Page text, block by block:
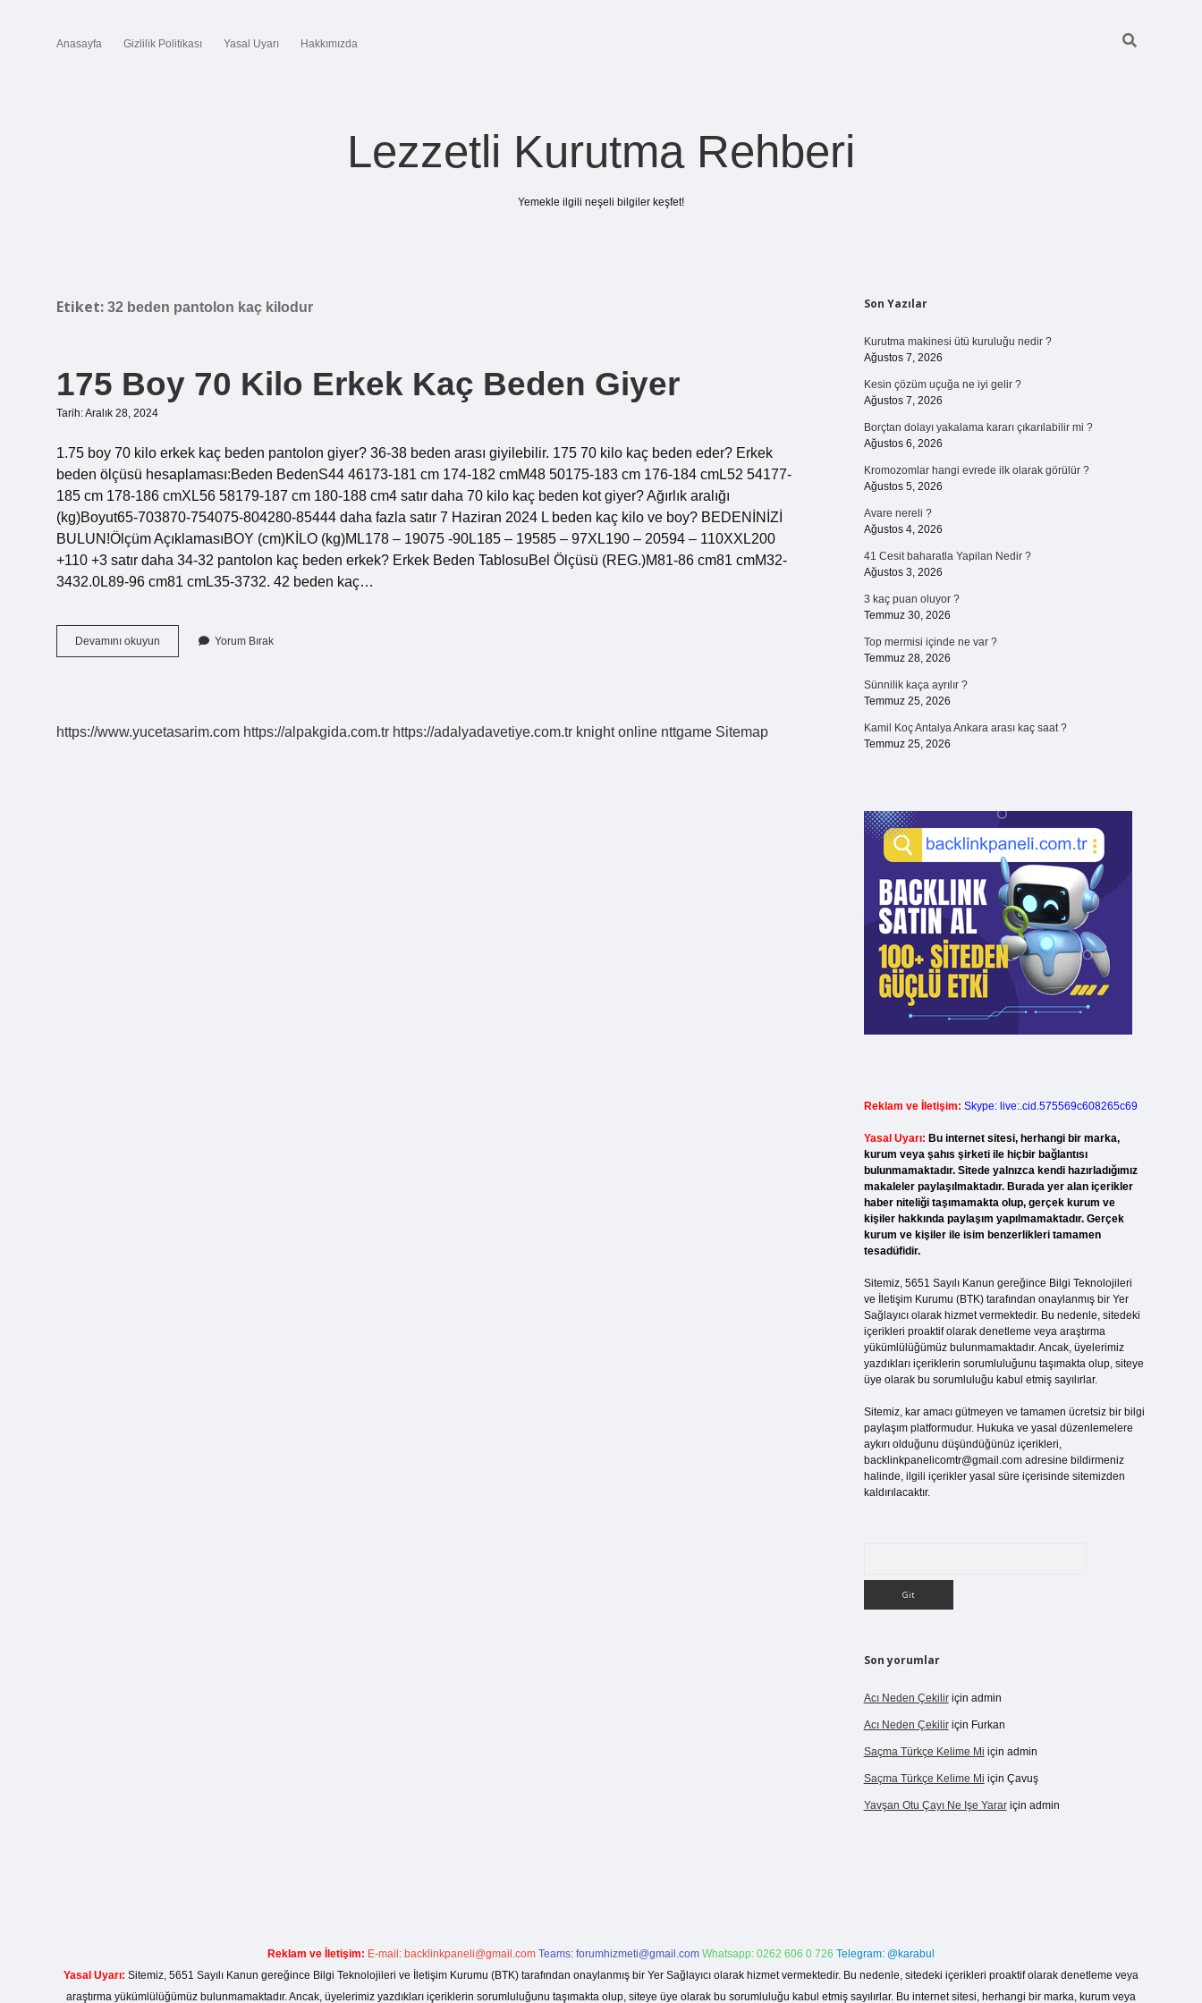
Anasayfa Gizlilik Politikası Yasal Uyarı Hakkımızda
Lezzetli Kurutma Rehberi
Yemekle ilgili neşeli bilgiler keşfet!
Etiket: 32 beden pantolon kaç kilodur
175 Boy 70 Kilo Erkek Kaç Beden Giyer
Tarih: Aralık 28, 2024
1.75 boy 70 kilo erkek kaç beden pantolon giyer? 36-38 beden arası giyilebilir. 175 70 kilo kaç beden eder? Erkek
beden ölçüsü hesaplaması:Beden BedenS44 46173-181 cm 174-182 cmM48 50175-183 cm 176-184 cmL52 54177-
185 cm 178-186 cmXL56 58179-187 cm 180-188 cm4 satır daha 70 kilo kaç beden kot giyer? Ağırlık aralığı
(kg)Boyut65-703870-754075-804280-85444 daha fazla satır 7 Haziran 2024 L beden kaç kilo ve boy? BEDENİNİZİ
BULUN!Ölçüm AçıklamasıBOY (cm)KİLO (kg)ML178 – 19075 -90L185 – 19585 – 97XL190 – 20594 – 110XXL200
+110 +3 satır daha 34-32 pantolon kaç beden erkek? Erkek Beden TablosuBel Ölçüsü (REG.)M81-86 cm81 cmM32-
3432.0L89-96 cm81 cmL35-3732. 42 beden kaç…
Devamını okuyun
Boy
Beden
Yorum Bırak
https://www.yucetasarim.com https://alpakgida.com.tr https://adalyadavetiye.com.tr knight online nttgame Sitemap
Sidebar
Son Yazılar
Kurutma makinesi ütü kuruluğu nedir ?
Ağustos 7, 2026
Kesin çözüm uçuğa ne iyi gelir ?
Ağustos 7, 2026
Borçtan dolayı yakalama kararı çıkarılabilir mi ?
Ağustos 6, 2026
Kromozomlar hangi evrede ilk olarak görülür ?
Ağustos 5, 2026
Avare nereli ?
Ağustos 4, 2026
41 Cesit baharatla Yapilan Nedir ?
Ağustos 3, 2026
3 kaç puan oluyor ?
Temmuz 30, 2026
Top mermisi içinde ne var ?
Temmuz 28, 2026
Sünnilik kaça ayrılır ?
Temmuz 25, 2026
Kamil Koç Antalya Ankara arası kaç saat ?
Temmuz 25, 2026
Reklam ve İletişim: Skype: live:.cid.575569c608265c69
Yasal Uyarı: Bu internet sitesi, herhangi bir marka,
kurum veya şahıs şirketi ile hiçbir bağlantısı
bulunmamaktadır. Sitede yalnızca kendi hazırladığımız
makaleler paylaşılmaktadır. Burada yer alan içerikler
haber niteliği taşımamakta olup, gerçek kurum ve
kişiler hakkında paylaşım yapılmamaktadır. Gerçek
kurum ve kişiler ile isim benzerlikleri tamamen
tesadüfidir.
Sitemiz, 5651 Sayılı Kanun gereğince Bilgi Teknolojileri
ve İletişim Kurumu (BTK) tarafından onaylanmış bir Yer
Sağlayıcı olarak hizmet vermektedir. Bu nedenle, sitedeki
içerikleri proaktif olarak denetleme veya araştırma
yükümlülüğümüz bulunmamaktadır. Ancak, üyelerimiz
yazdıkları içeriklerin sorumluluğunu taşımakta olup, siteye
üye olarak bu sorumluluğu kabul etmiş sayılırlar.
Sitemiz, kar amacı gütmeyen ve tamamen ücretsiz bir bilgi
paylaşım platformudur. Hukuka ve yasal düzenlemelere
aykırı olduğunu düşündüğünüz içerikleri,
backlinkpanelicomtr@gmail.comadresine bildirmeniz
halinde, ilgili içerikler yasal süre içerisinde sitemizden
kaldırılacaktır.
Son yorumlar
Acı Neden Çekiliriçin admin
Acı Neden Çekiliriçin Furkan
Saçma Türkçe Kelime Mi için admin
Saçma Türkçe Kelime Mi için Çavuş
Yavşan Otu Çayı Ne Işe Yarariçin admin
Reklam ve İletişim: E-mail: backlinkpaneli@gmail.com Teams: forumhizmeti@gmail.com Whatsapp: 0262 606 0 726 Telegram: @karabul
Yasal Uyarı: Sitemiz, 5651 Sayılı Kanun gereğince Bilgi Teknolojileri ve İletişim Kurumu (BTK) tarafından onaylanmış bir Yer Sağlayıcı olarak hizmet vermektedir. Bu nedenle, sitedeki içerikleri proaktif olarak denetleme veya
araştırma yükümlülüğümüz bulunmamaktadır. Ancak, üyelerimiz yazdıkları içeriklerin sorumluluğunu taşımakta olup, siteye üye olarak bu sorumluluğu kabul etmiş sayılırlar. Bu internet sitesi, herhangi bir marka, kurum veya